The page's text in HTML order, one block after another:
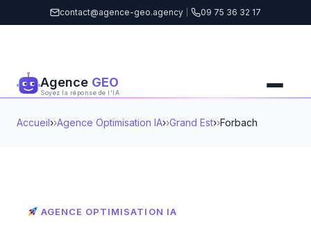
contact@agence-geo.agency 09 75 36 32 17
Agence GEO
Soyez la réponse de l'IA
Accueil› Agence Optimisation IA› Grand Est› Forbach
AGENCE OPTIMISATION IA